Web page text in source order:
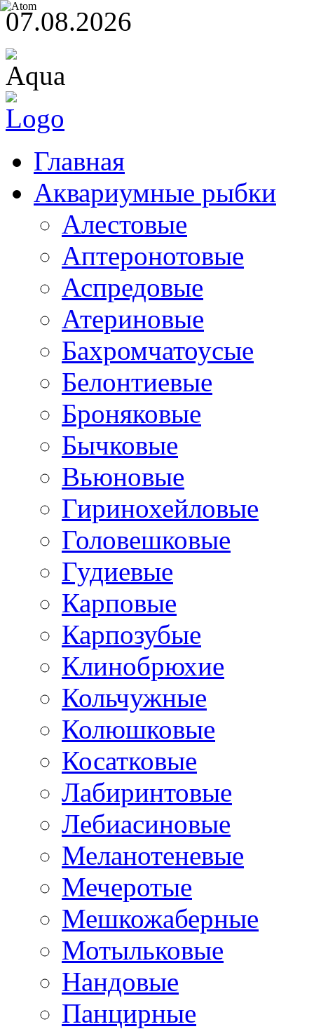
07.08.2026
Главная
Аквариумные рыбки
Алестовые
Аптеронотовые
Аспредовые
Атериновые
Бахромчатоусые
Белонтиевые
Броняковые
Бычковые
Вьюновые
Гиринохейловые
Головешковые
Гудиевые
Карповые
Карпозубые
Клинобрюхие
Кольчужные
Колюшковые
Косатковые
Лабиринтовые
Лебиасиновые
Меланотеневые
Мечеротые
Мешкожаберные
Мотыльковые
Нандовые
Панцирные